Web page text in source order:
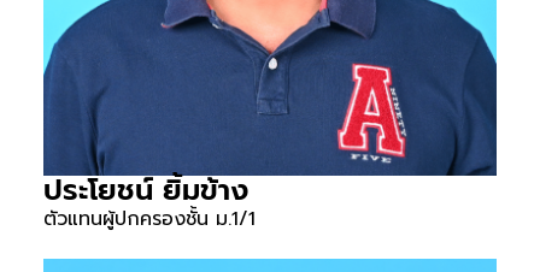
ประโยชน์ ยิ้มข้าง
ตัวแทนผู้ปกครองชั้น ม.1/1